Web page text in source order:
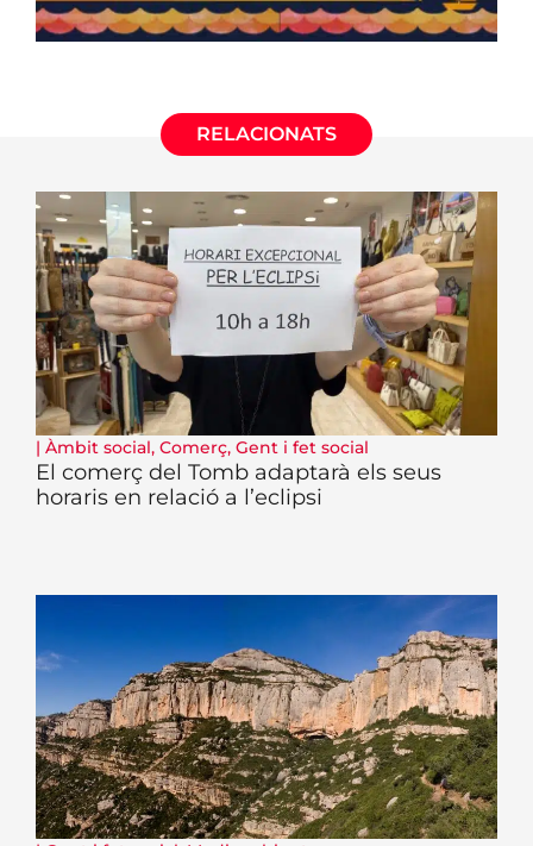
RELACIONATS
| Àmbit social, Comerç, Gent i fet social
El comerç del Tomb adaptarà els seus
horaris en relació a l’eclipsi